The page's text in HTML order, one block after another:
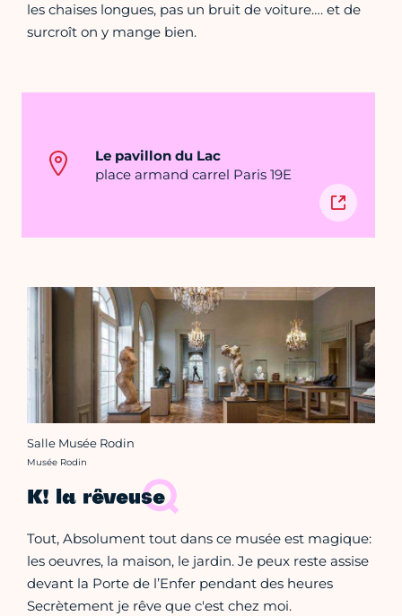
les chaises longues, pas un bruit de voiture…. et de
surcroît on y mange bien.
Le pavillon du Lac
place armand carrel Paris 19E
Salle Musée Rodin
Crédit photo :
Musée Rodin
K! la rêveuse
Tout, Absolument tout dans ce musée est magique:
les oeuvres, la maison, le jardin. Je peux reste assise
devant la Porte de l’Enfer pendant des heures
Secrètement je rêve que c'est chez moi.